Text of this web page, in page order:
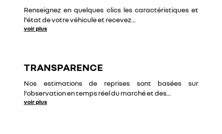
Renseignez en quelques clics les caractéristiques et
l'état de votre véhicule et recevez
voir plus
TRANSPARENCE
Nos estimations de reprises sont basées sur
l'observation en temps réel du marché et des
voir plus